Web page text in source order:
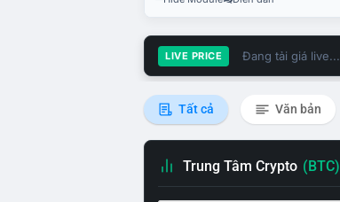
LIVE PRICE Đang tải giá live...
Tất cả Văn bản
Trung Tâm Crypto (BTC)